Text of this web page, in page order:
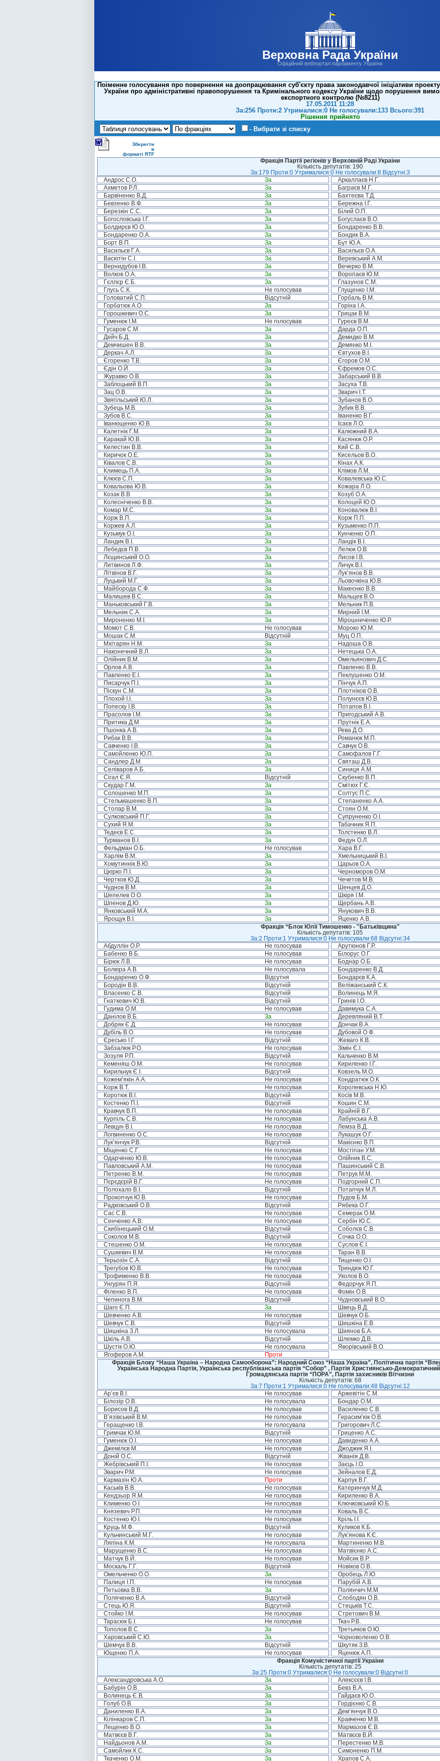
Верховна Рада України
Офіційний вебпортал парламенту України
Поіменне голосування про повернення на доопрацювання суб'єкту права законодавчої ініціативи
України про адміністративні правопорушення та Кримінального кодексу України щодо порушення
експортного контролю (№8211)
17.05.2011 11:28
За:256 Проти:2 Утрималися:0 Не голосували:133 Всього:391
Рішення прийнято
- Вибрати зі списку
Зберегти
в
форматі RTF
Фракція Партії регіонів у Верховній Раді України
Кількість депутатів: 190
За:179 Проти:0 Утрималися:0 Не голосували:8 Відсутні:3
Андрос С.О.
За Аркаллаєв Н.Г.
Ахметов Р.Л.
За Баграєв М.Г.
Барвіненко В.Д.
За Бахтеєва Т.Д.
Бевзенко В.Ф.
За Бережна І.Г.
Березкін С.С.
За Білий О.П.
Богословська І.Г.
За Богуслаєв В.О.
Болдирєв Ю.О.
За Бондаренко В.В.
Бондаренко О.А.
За Бондик В.А.
Борт В.П.
За Бут Ю.А.
Васильєв Г.А.
За Васильєв О.А.
Васютін С.І.
За Веревський А.М.
Вернидубов І.В.
За Вечерко В.М.
Волков О.А.
За Воропаєв Ю.М.
Гєллєр Є.Б.
За Глазунов С.М.
Глусь С.К.
Не голосував Глущенко І.М.
Головатий С.П.
Відсутній Горбаль В.М.
Горбатюк А.О.
За Горіна І.А.
Горошкевич О.С.
За Грицак В.М.
Гуменюк І.М.
Не голосував Гуреєв В.М.
Гусаров С.М.
За Дарда О.П.
Дейч Б.Д.
За Демидко В.М.
Демчишен В.В.
За Демянко М.І.
Деркач А.Л.
За Євтухов В.І.
Єгоренко Т.В.
За Єгоров О.М.
Єдін О.Й.
За Єфремов О.С.
Журавко О.В.
За Забарський В.В.
Заблоцький В.П.
За Засуха Т.В.
Зац О.В.
За Зварич І.Т.
Звягільський Ю.Л.
За Зубанов В.О.
Зубець М.В.
За Зубик В.В.
Зубов В.С.
За Іваненко В.Г.
Іванющенко Ю.В.
За Ісаєв Л.О.
Калетнік Г.М.
За Калюжний В.А.
Каракай Ю.В.
За Касянюк О.Р.
Келестин В.В.
За Кий С.В.
Киричок О.Е.
За Кисельов В.О.
Ківалов С.В.
За Кінах А.К.
Климець П.А.
За Клімов Л.М.
Клюєв С.П.
За Ковалевська Ю.С.
Ковальова Ю.В.
За Кожара Л.О.
Козак В.В.
За Козуб О.А.
Колесніченко В.В.
За Колоцей Ю.О.
Комар М.С.
За Коновалюк В.І.
Корж В.П.
За Корж П.П.
Коржев А.Л.
За Кузьменко П.П.
Кузьмук О.І.
За Кунченко О.П.
Ландик В.І.
За Ландік В.І.
Лебедєв П.В.
За Лелюк О.В.
Лєщинський О.О.
За Лисов І.В.
Литвинов Л.Ф.
За Личук В.І.
Літвінов В.Г.
За Лук’янов В.В.
Луцький М.Г.
За Льовочкіна Ю.В.
Майборода С.Ф.
За Макеєнко В.В.
Малишев В.С.
За Мальцев В.О.
Маньковський Г.В.
За Мельник П.В.
Мельник С.А.
За Мирний І.М.
Мироненко М.І.
За Мірошниченко Ю.Р.
Момот С.В.
Не голосував Мороко Ю.М.
Мошак С.М.
Відсутній Муц О.П.
Мхітарян Н.М.
За Надоша О.В.
Наконечний В.Л.
За Нетецька О.А.
Олійник В.М.
За Омельянович Д.С.
Орлов А.В.
За Павленко В.В.
Павленко Е.І.
За Пеклушенко О.М.
Писарчук П.І.
За Пінчук А.П.
Піскун С.М.
За Плотніков О.В.
Плохой І.І.
За Полунєєв Ю.В.
Попеску І.В.
За Потапов В.І.
Прасолов І.М.
За Пригодський А.В.
Притика Д.М.
За Прутнік Е.А.
Пшонка А.В.
За Рева Д.О.
Рибак В.В.
За Романюк М.П.
Савченко І.В.
За Савчук О.В.
Самойленко Ю.П.
За Самофалов Г.Г.
Сандлер Д.М.
За Святаш Д.В.
Селіваров А.Б.
За Синиця А.М.
Сігал Є.Я.
Відсутній Скубенко В.П.
Скудар Г.М.
За Смітюх Г.Є.
Солошенко М.П.
За Солтус П.С.
Стельмашенко В.П.
За Степаненко А.А.
Столар В.М.
За Стоян О.М.
Сулковський П.Г.
За Супруненко О.І.
Сухий Я.М.
За Табачник Я.П.
Тедеєв Е.С.
За Толстенко В.Л.
Турманов В.І.
За Федун О.Л.
Фельдман О.Б.
Не голосував Хара В.Г.
Харлім В.М.
За Хмельницький В.І.
Хомутиннік В.Ю.
За Царьов О.А.
Цюрко П.І.
За Черноморов О.М.
Чертков Ю.Д.
За Чечетов М.В.
Чуднов В.М.
За Шенцев Д.О.
Шепелев О.О.
За Шкіря І.М.
Шпенов Д.Ю.
За Щербань А.В.
Янковський М.А.
За Янукович В.В.
Ярощук В.І.
За Яценко А.В.
Фракція “Блок Юлії Тимошенко - "Батьківщина"
Кількість депутатів: 105
За:2 Проти:1 Утрималися:0 Не голосували:68 Відсутні:34
Абдуллін О.Р.
Не голосував Арутюнов Г.Р.
Бабенко В.Б.
Не голосував Білорус О.Г.
Бірюк Л.В.
Не голосував Боднар О.Б.
Болюра А.В.
Не голосувала Бондаренко В.Д.
Бондаренко О.Ф.
Відсутня Бондарєв К.А.
Бородін В.В.
Відсутній Веліжанський С.К.
Власенко С.В.
Відсутній Волинець М.Я.
Гнаткевич Ю.В.
Відсутній Гринів І.О.
Гудима О.М.
Не голосував Давимука С.А.
Данілов В.Б.
За Деревляний В.Т.
Добряк Є.Д.
Не голосував Дончак В.А.
Дубіль В.О.
Не голосував Дубовой О.Ф.
Єресько І.Г.
Відсутній Жеваго К.В.
Забзалюк Р.О.
Не голосував Зімін Є.І.
Зозуля Р.П.
Відсутній Кальченко В.М.
Кеменяш О.М.
Не голосував Кириленко І.Г.
Кирильчук Є.І.
Відсутній Ковзель М.О.
Кожем’якін А.А.
Не голосував Кондратюк О.К.
Корж В.Т.
Не голосував Королевська Н.Ю.
Коротюк В.І.
Відсутній Косів М.В.
Костенко П.І.
Відсутній Кошин С.М.
Кравчук В.П.
Не голосував Крайній В.Г.
Курпіль С.В.
Не голосував Лабунська А.В.
Левцун В.І.
Не голосував Лемза В.Д.
Логвиненко О.С.
Не голосував Лукашук О.Г.
Лук’янчук Р.В.
Відсутній Макієнко В.П.
Міщенко С.Г.
Не голосував Мостіпан У.М.
Одарченко Ю.В.
Не голосував Олійник В.С.
Павловський А.М.
Не голосував Пашинський С.В.
Петренко В.М.
Не голосував Петрук М.М.
Пєрєдєрій В.Г.
Не голосував Подгорний С.П.
Полохало В.І.
Відсутній Потапчук М.Л.
Прокопчук Ю.В.
Не голосував Пудов Б.М.
Радковський О.В.
Відсутній Рябека О.Г.
Сас С.В.
Не голосував Семерак О.М.
Сенченко А.В.
Не голосував Сербін Ю.С.
Скибінецький О.М.
Відсутній Соболєв С.В.
Соколов М.В.
Відсутній Сочка О.О.
Стешенко О.М.
Не голосував Суслов Є.І.
Сушкевич В.М.
Не голосував Таран В.В.
Терьохін С.А.
Відсутній Тищенко О.І.
Трегубов Ю.В.
Не голосував Триндюк Ю.Г.
Трофименко В.В.
Не голосував Уколов В.О.
Унгурян П.Я.
Відсутній Федорчук Я.П.
Філенко В.П.
Не голосував Фомін О.В.
Чепинога В.М.
Відсутній Чудновський В.О.
Шаго Є.П.
За Швець В.Д.
Шевченко А.В.
Не голосував Шевчук О.Б.
Шевчук С.В.
Відсутній Шишкіна Е.В.
Шишкіна З.Л.
Не голосувала Шиянов Б.А.
Шкіль А.В.
Відсутній Шлемко Д.В.
Шустік О.Ю.
Не голосувала Яворівський В.О.
Ягоферов А.М.
Проти
Фракція Блоку “Наша Україна – Народна Самооборона”: Народний Союз “Наша Україна”, Політична партія
Українська Народна Партія, Українська республіканська партія “Собор” , Партія Християнсько-
Громадянська партія “ПОРА”, Партія захисників Вітчизни
Кількість депутатів: 68
За:7 Проти:1 Утрималися:0 Не голосували:48 Відсутні:12
Ар’єв В.І.
Не голосував Аржевітін С.М.
Білозір О.В.
Не голосувала Бондар О.М.
Борисов В.Д.
Не голосував Василенко С.В.
В’язівський В.М.
Не голосував Герасим’юк О.В.
Геращенко І.В.
Не голосувала Григорович Л.С.
Гримчак Ю.М.
Відсутній Гриценко А.С.
Гуменюк О.І.
Не голосував Давиденко А.А.
Джемілєв М. .
Не голосував Джоджик Я.І.
Доній О.С.
Відсутній Жванія Д.В.
Жебрівський П.І.
Не голосував Заєць І.О.
Зварич Р.М.
Не голосував Зейналов Е.Д.
Кармазін Ю.А.
Проти Карпук В.Г.
Каськів В.В.
Не голосував Катеринчук М.Д.
Кендзьор Я.М.
Не голосував Кириленко В.А.
Клименко О.І.
Не голосував Ключковський Ю.Б.
Князевич Р.П.
Не голосував Коваль В.С.
Костенко Ю.І.
Не голосував Кріль І.І.
Круць М.Ф.
Відсутній Куликов К.Б.
Кульчинський М.Г.
Не голосував Лук’янова К.Є.
Ляпіна К.М.
Не голосувала Мартиненко М.В.
Марущенко В.С.
Не голосував Матвієнко А.С.
Матчук В.Й.
Не голосував Мойсик В.Р.
Москаль Г.Г.
Відсутній Новіков О.В.
Омельченко О.О.
За Оробець Л.Ю.
Палиця І.П.
Не голосував Парубій А.В.
Петьовка В.В.
За Полянчич М.М.
Поляченко В.А.
Відсутній Слободян О.В.
Стець Ю.Я.
Відсутній Стецьків Т.С.
Стойко І.М.
Не голосував Стретович В.М.
Тарасюк Б.І.
Не голосував Ткач Р.В.
Тополов В.С.
За Третьяков О.Ю.
Харовський С.Ю.
За Чорноволенко О.В.
Шемчук В.В.
Відсутній Шкутяк З.В.
Ющенко П.А.
Не голосував Яценюк А.П.
Фракція Комуністичної партії України
Кількість депутатів: 25
За:25 Проти:0 Утрималися:0 Не голосували:0 Відсутні:0
Александровська А.О.
За Алексєєв І.В.
Бабурін О.В.
За Бевз В.А.
Волинець Є.В.
За Гайдаєв Ю.О.
Голуб О.В.
За Гордієнко С.В.
Даниленко В.А.
За Дем’янчук В.О.
Кілінкаров С.П.
За Кравченко М.В.
Лещенко В.О.
За Мармазов Є.В.
Матвєєв В.Г.
За Матвєєв В.Й.
Найдьонов А.М.
За Перестенко М.В.
Самойлик К.С.
За Симоненко П.М.
Ткаченко О.М.
За Храпов С.А.